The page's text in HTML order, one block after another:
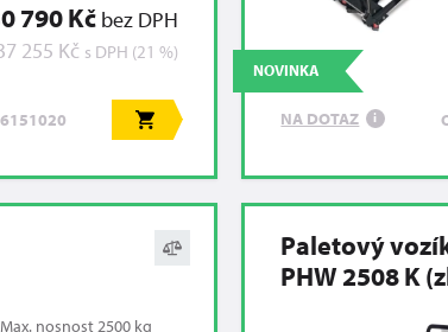
790 Kč bez DPH
255 Kč s DPH (21 %)
6151020
NOVINKA
NA DOTAZ i
Max. nosnost 2500 kg
Paletový
PHW 2508 K